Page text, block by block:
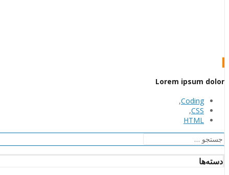
Lorem ipsum dolor
Coding
,
CSS
,
HTML
جستجو
برای:
دسته‌ها